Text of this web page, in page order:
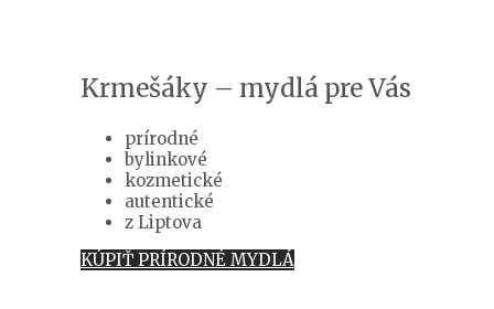
Krmešáky – mydlá pre Vás
prírodné
bylinkové
kozmetické
autentické
z Liptova
KÚPIŤ PRÍRODNÉ MYDLÁ